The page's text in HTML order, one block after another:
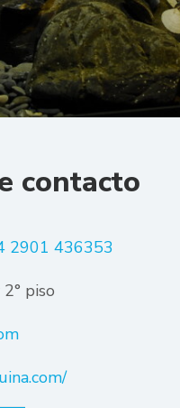
contacto
2901 436353
piso